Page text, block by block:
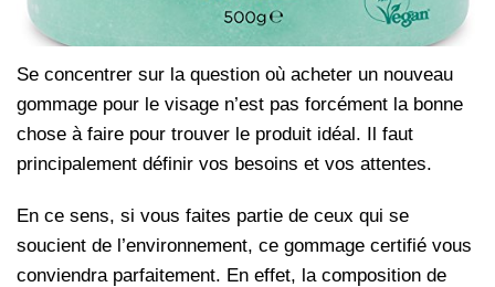
Se concentrer sur la question où acheter un nouveau
gommage pour le visage n’est pas forcément la bonne
chose à faire pour trouver le produit idéal. Il faut
principalement définir vos besoins et vos attentes.
En ce sens, si vous faites partie de ceux qui se
soucient de l’environnement, ce gommage certifié vous
conviendra parfaitement. En effet, la composition de